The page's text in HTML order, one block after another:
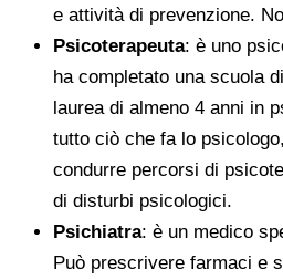
e attività di prevenzione.
Psicoterapeuta: è uno
ha completato una scuola
laurea di almeno 4 anni in
tutto ciò che fa lo
condurre percorsi di
di disturbi psicologici.
Psichiatra: è un medico
Può prescrivere farmaci e